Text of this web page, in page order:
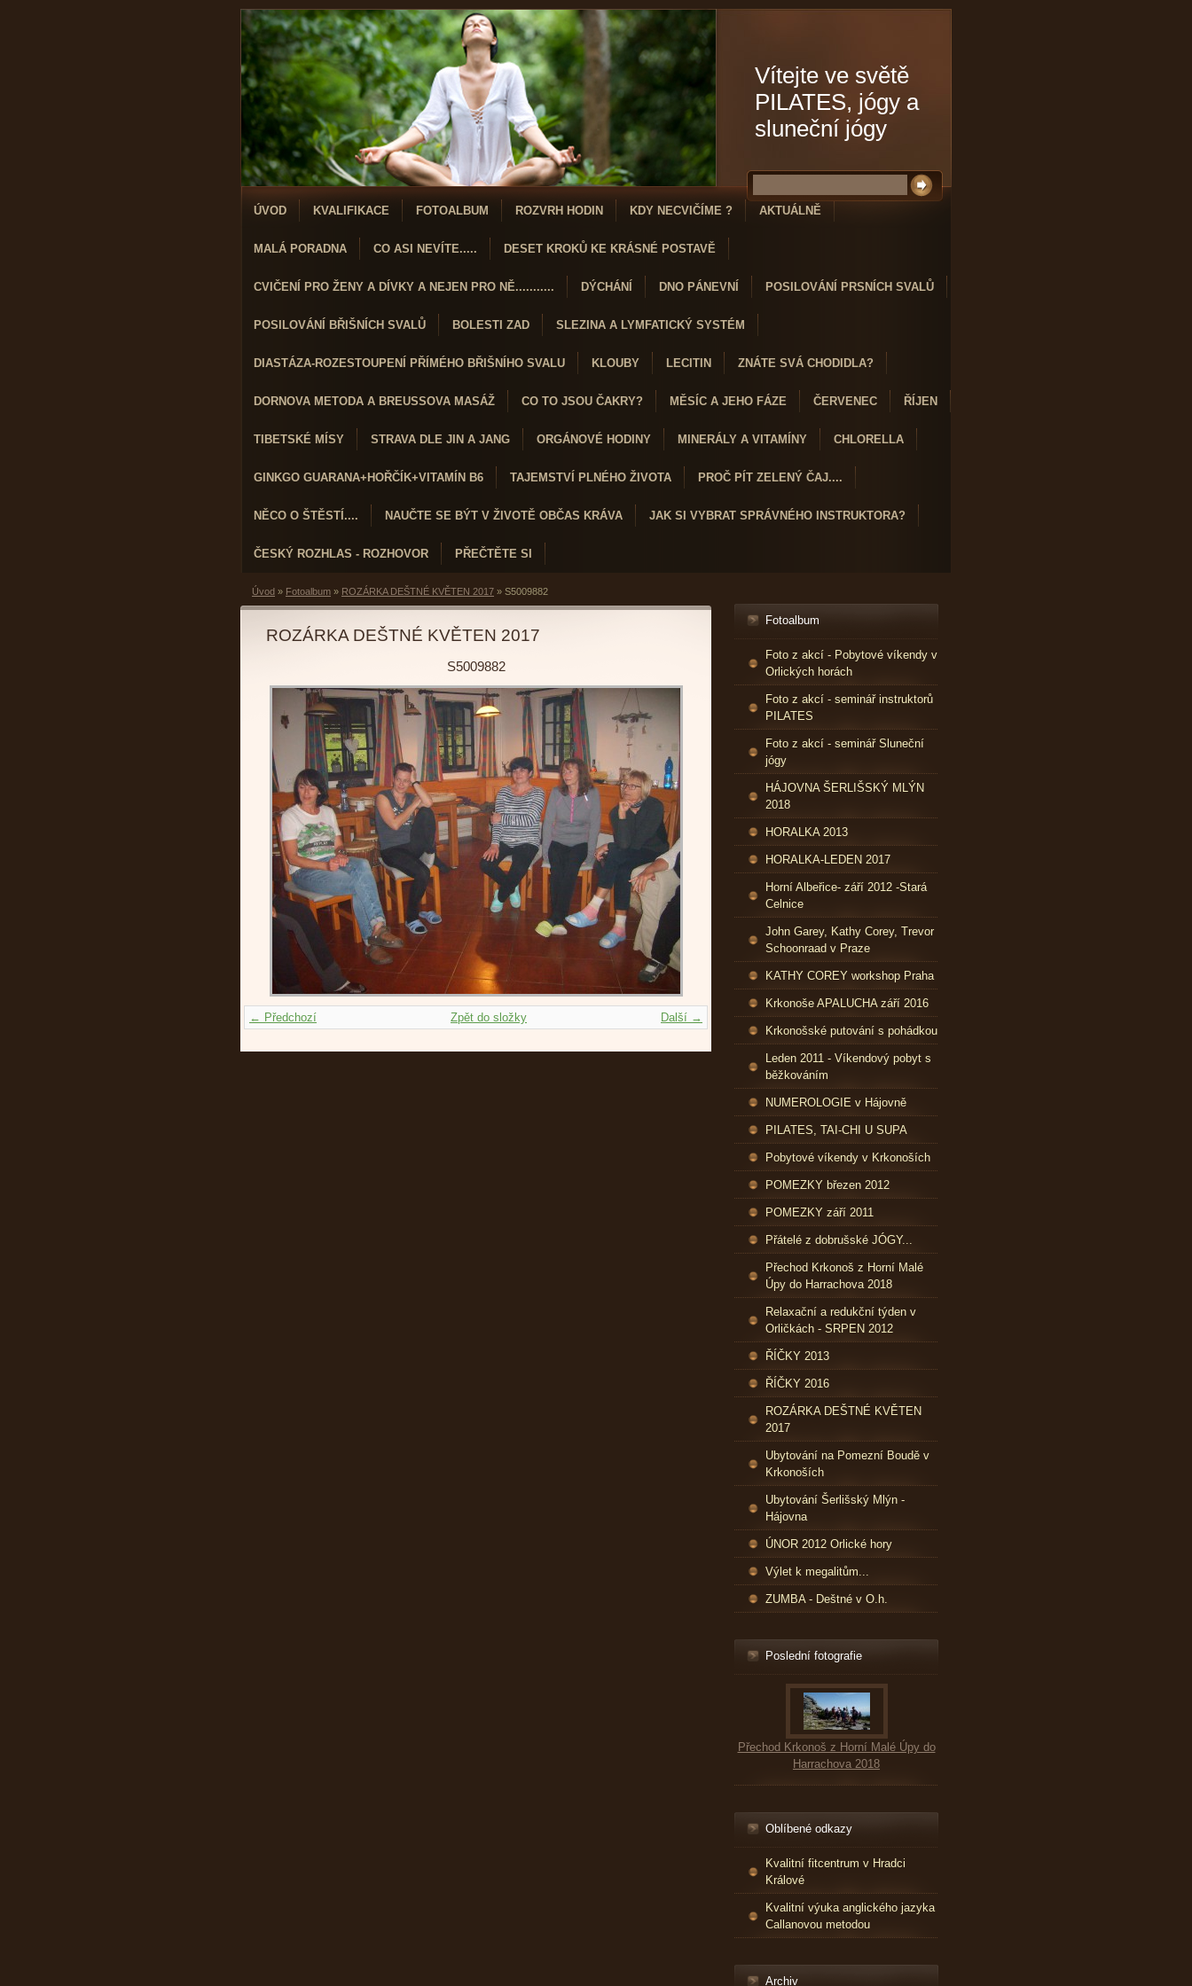
Vítejte ve světě
PILATES, jógy a
sluneční jógy
ÚVOD KVALIFIKACE FOTOALBUM ROZVRH HODIN KDY NECVIČÍME ? AKTUÁLNĚ
MALÁ PORADNA CO ASI NEVÍTE..... DESET KROKŮ KE KRÁSNÉ POSTAVĚ
CVIČENÍ PRO ŽENY A DÍVKY A NEJEN PRO NĚ........... DÝCHÁNÍ DNO PÁNEVNÍ POSILOVÁNÍ PRSNÍCH SVALŮ
POSILOVÁNÍ BŘIŠNÍCH SVALŮ BOLESTI ZAD SLEZINA A LYMFATICKÝ SYSTÉM
DIASTÁZA-ROZESTOUPENÍ PŘÍMÉHO BŘIŠNÍHO SVALU KLOUBY LECITIN ZNÁTE SVÁ CHODIDLA?
DORNOVA METODA A BREUSSOVA MASÁŽ CO TO JSOU ČAKRY? MĚSÍC A JEHO FÁZE ČERVENEC ŘÍJEN
TIBETSKÉ MÍSY STRAVA DLE JIN A JANG ORGÁNOVÉ HODINY MINERÁLY A VITAMÍNY CHLORELLA
GINKGO GUARANA+HOŘČÍK+VITAMÍN B6 TAJEMSTVÍ PLNÉHO ŽIVOTA PROČ PÍT ZELENÝ ČAJ....
NĚCO O ŠTĚSTÍ.... NAUČTE SE BÝT V ŽIVOTĚ OBČAS KRÁVA JAK SI VYBRAT SPRÁVNÉHO INSTRUKTORA?
ČESKÝ ROZHLAS - ROZHOVOR PŘEČTĚTE SI
Úvod » Fotoalbum » ROZÁRKA DEŠTNÉ KVĚTEN 2017 » S5009882
ROZÁRKA DEŠTNÉ KVĚTEN 2017
S5009882
← Předchozí Další →
Zpět do složky
Fotoalbum
Foto z akcí - Pobytové víkendy v
Orlických horách
Foto z akcí - seminář instruktorů
PILATES
Foto z akcí - seminář Sluneční
jógy
HÁJOVNA ŠERLIŠSKÝ MLÝN
2018
HORALKA 2013
HORALKA-LEDEN 2017
Horní Albeřice- září 2012 -Stará
Celnice
John Garey, Kathy Corey, Trevor
Schoonraad v Praze
KATHY COREY workshop Praha
Krkonoše APALUCHA září 2016
Krkonošské putování s pohádkou
Leden 2011 - Víkendový pobyt s
běžkováním
NUMEROLOGIE v Hájovně
PILATES, TAI-CHI U SUPA
Pobytové víkendy v Krkonoších
POMEZKY březen 2012
POMEZKY září 2011
Přátelé z dobrušské JÓGY...
Přechod Krkonoš z Horní Malé
Úpy do Harrachova 2018
Relaxační a redukční týden v
Orličkách - SRPEN 2012
ŘÍČKY 2013
ŘÍČKY 2016
ROZÁRKA DEŠTNÉ KVĚTEN
2017
Ubytování na Pomezní Boudě v
Krkonoších
Ubytování Šerlišský Mlýn -
Hájovna
ÚNOR 2012 Orlické hory
Výlet k megalitům...
ZUMBA - Deštné v O.h.
Poslední fotografie
Přechod Krkonoš z Horní Malé Úpy do
Harrachova 2018
Oblíbené odkazy
Kvalitní fitcentrum v Hradci
Králové
Kvalitní výuka anglického jazyka
Callanovou metodou
Archiv